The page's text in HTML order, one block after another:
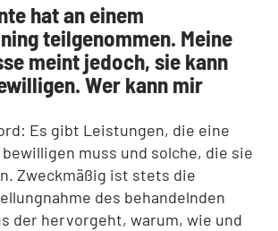
hat an einem
teilgenommen. Meine
meint jedoch, sie kann
Wer kann mir
Es gibt Leistungen, die eine
muss und solche, die sie
Zweckmäßig ist stets die
des behandelnden
der hervorgeht, warum, wie und